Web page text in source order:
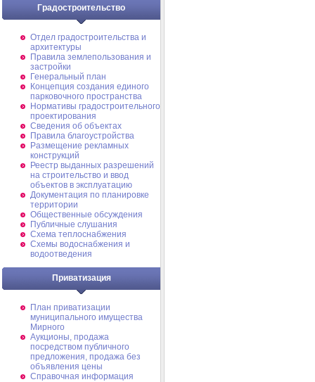
Градостроительство
Отдел градостроительства и
архитектуры
Правила землепользования и
застройки
Генеральный план
Концепция создания единого
парковочного пространства
Нормативы градостроительного
проектирования
Сведения об объектах
Правила благоустройства
Размещение рекламных
конструкций
Реестр выданных разрешений
на строительство и ввод
объектов в эксплуатацию
Документация по планировке
территории
Общественные обсуждения
Публичные слушания
Схема теплоснабжения
Схемы водоснабжения и
водоотведения
Приватизация
План приватизации
муниципального имущества
Мирного
Аукционы, продажа
посредством публичного
предложения, продажа без
объявления цены
Справочная информация